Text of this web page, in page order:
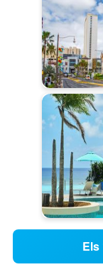
Els